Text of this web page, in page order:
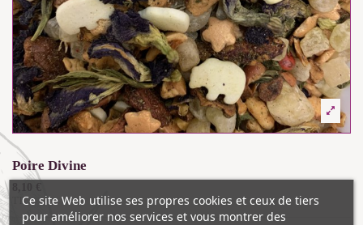
Poire Divine
TTC
Ce site Web utilise ses propres cookies et ceux de tiers
pour améliorer nos services et vous montrer des